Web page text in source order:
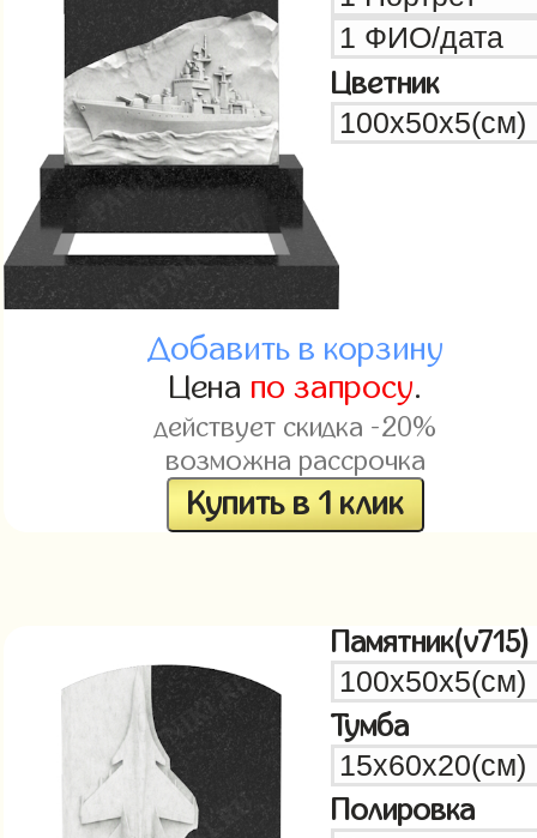
Цветник
Добавить в корзину
Цена по запросу.
действует скидка -20%
возможна рассрочка
Купить в 1 клик
Памятник(v715)
Тумба
Полировка